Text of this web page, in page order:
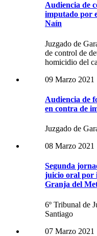
Audiencia de
imputado por
Naín
Juzgado de
de control de
homicidio del
09 Marzo 2021
Audiencia de
en contra de
Juzgado de
08 Marzo 2021
Segunda
juicio oral por
Granja del
6º Tribunal de
Santiago
07 Marzo 2021